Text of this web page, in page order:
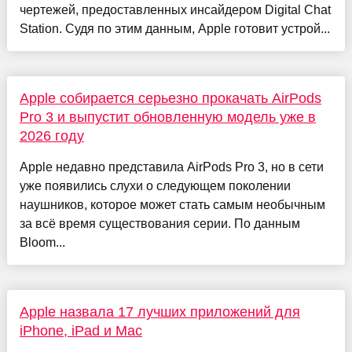
чертежей, предоставленных инсайдером Digital Chat
Station. Судя по этим данным, Apple готовит устрой...
Apple собирается серьезно прокачать AirPods
Pro 3 и выпустит обновленную модель уже в
2026 году
Apple недавно представила AirPods Pro 3, но в сети
уже появились слухи о следующем поколении
наушников, которое может стать самым необычным
за всё время существования серии. По данным
Bloom...
Apple назвала 17 лучших приложений для
iPhone, iPad и Mac